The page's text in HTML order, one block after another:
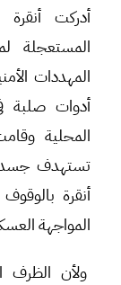
أدركت
المستعجلة
المهددات
أدوات صلبة
المحلية
تستهدف جسد
أنقرة
المواجهة
ولأن الظرف